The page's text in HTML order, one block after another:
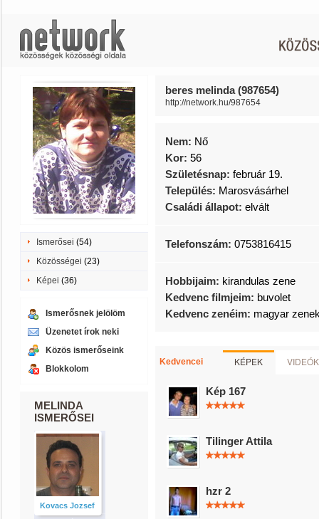
Ismerősei (54)
Közösségei (23)
Képei (36)
Ismerősnek jelölöm
Üzenetet írok neki
Közös ismerőseink
Blokkolom
MELINDA
ISMERŐSEI
Kovacs Jozsef
beres melinda (987654)
http://network.hu/987654
Nem: Nő
Kor: 56
Születésnap: február 19.
Település: Marosvásárhel
Családi állapot: elvált
Telefonszám: 0753816415
Hobbijaim: kirandulas zene
Kedvenc filmjeim: buvolet
Kedvenc zenéim: magyar
Kedvencei KÉPEK VIDEÓK
Kép 167
Tilinger Attila
hzr 2